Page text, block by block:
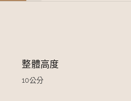
整體高度
10公分